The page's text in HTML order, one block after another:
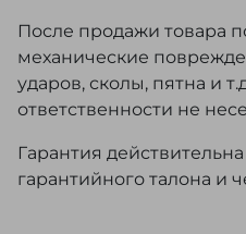
После продажи товара
механические
ударов, сколы, пятна и
ответственности не
Гарантия
гарантийного талона и